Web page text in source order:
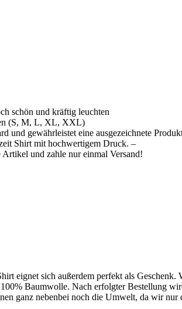
schön und kräftig leuchten
(S, M, L, XL, XXL)
und gewährleistet eine ausgezeichnete
Shirt mit hochwertigem Druck. –
und zahle nur einmal Versand!
eignet sich außerdem perfekt als
Baumwolle. Nach erfolgter Bestellung
ganz nebenbei noch die Umwelt, da wir